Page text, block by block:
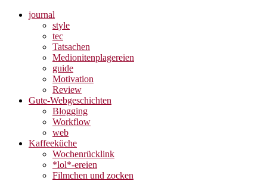
journal
style
tec
Tatsachen
Medionitenplagereien
guide
Motivation
Review
Gute-Webgeschichten
Blogging
Workflow
web
Kaffeeküche
Wochenrücklink
*lol*-ereien
Filmchen und zocken